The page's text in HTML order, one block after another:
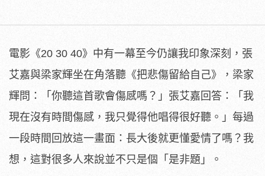
電影《20 30 40》中有一幕至今仍讓我印象深刻，張
艾嘉與梁家輝坐在角落聽《把悲傷留給自己》，梁家
輝問：「你聽這首歌會傷感嗎？」張艾嘉回答：「我
現在沒有時間傷感，我只覺得他唱得很好聽。」每過
一段時間回放這一畫面：長大後就更懂愛情了嗎？我
想，這對很多人來說並不只是個「是非題」。